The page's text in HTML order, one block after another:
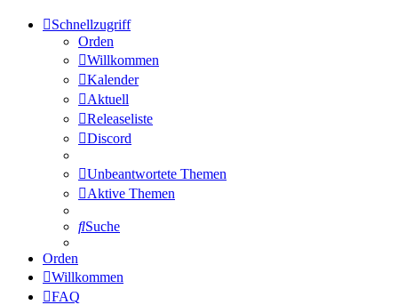
Schnellzugriff
Orden
Willkommen
Kalender
Aktuell
Releaseliste
Discord
Unbeantwortete Themen
Aktive Themen
Suche
Orden
Willkommen
FAQ